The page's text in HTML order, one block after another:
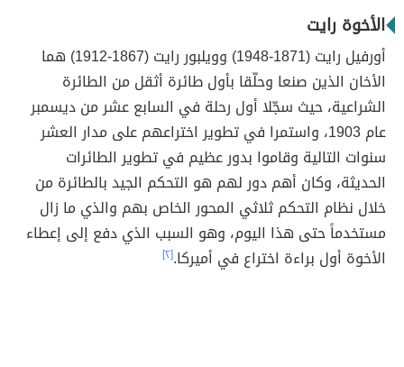
الأخوة رايت
أورفيل رايت (1871-1948) وويلبور رايت (1867-1912) هما
الأخان الذين صنعا وحلّقا بأول طائرة أثقل من الطائرة
الشراعية، حيث سجّلا أول رحلة في السابع عشر من ديسمبر
عام 1903، واستمرا في تطوير اختراعهم على مدار العشر
سنوات التالية وقاموا بدور عظيم في تطوير الطائرات
الحديثة، وكان أهم دور لهم هو التحكم الجيد بالطائرة من
خلال نظام التحكم ثلاثي المحور الخاص بهم والذي ما زال
مستخدماً حتى هذا اليوم، وهو السبب الذي دفع إلى إعطاء
الأخوة أول براءة اختراع في أميركا.[٢]